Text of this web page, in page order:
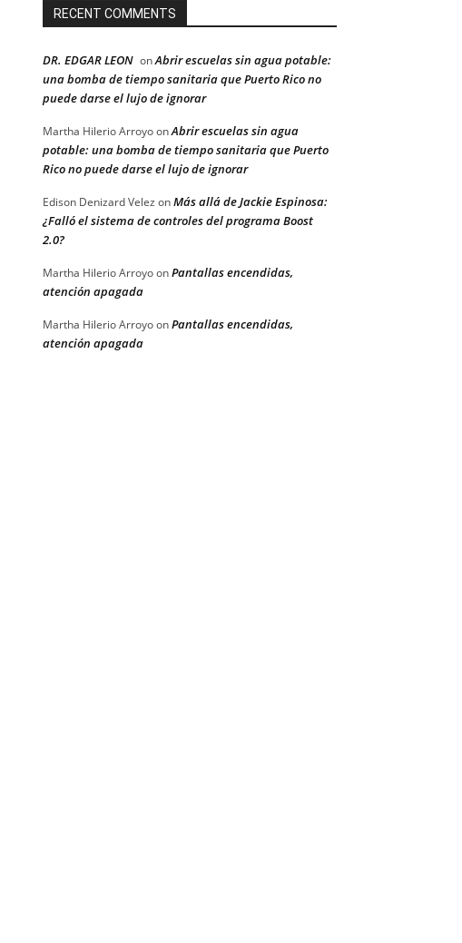
RECENT COMMENTS
DR. EDGAR LEON onAbrir escuelas sin agua potable:
una bomba de tiempo sanitaria que Puerto Rico no
puede darse el lujo de ignorar
Martha Hilerio ArroyoonAbrir escuelas sin agua
potable: una bomba de tiempo sanitaria que Puerto
Rico no puede darse el lujo de ignorar
Edison Denizard Velez onMás allá de Jackie Espinosa:
¿Falló el sistema de controles del programa Boost
2.0?
Martha Hilerio ArroyoonPantallas encendidas,
atención apagada
Martha Hilerio ArroyoonPantallas encendidas,
atención apagada